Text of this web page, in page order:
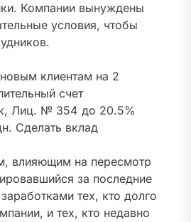
Компании вынуждены
условия, чтобы
клиентам на 2
счет
Лиц. № 354 до 20.5%
Сделать вклад
влияющим на пересмотр
за последние
тех, кто долго
и тех, кто недавно